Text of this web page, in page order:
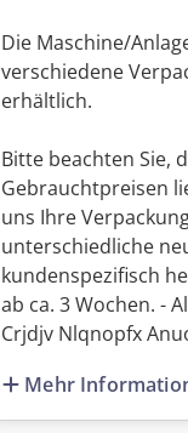
Die Maschine/
verschiedene
erhältlich.
Bitte beachten Sie,
Gebrauchtpreisen
uns Ihre
unterschiedliche
kundenspezifisch
ab ca. 3 Wochen. -
Crjdjv Nlqnopfx
Mehr